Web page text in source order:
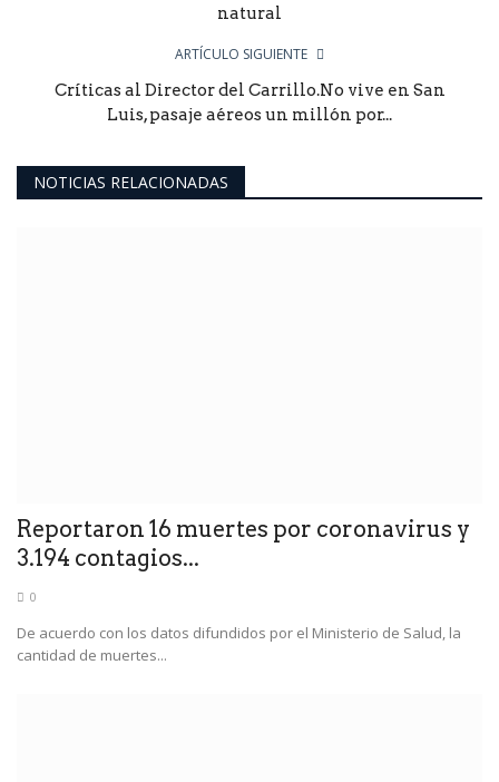
natural
ARTÍCULO SIGUIENTE
Críticas al Director del Carrillo.No vive en San
Luis, pasaje aéreos un millón por...
NOTICIAS RELACIONADAS
Reportaron 16 muertes por coronavirus y
3.194 contagios...
0
De acuerdo con los datos difundidos por el Ministerio de Salud, la
cantidad de muertes...